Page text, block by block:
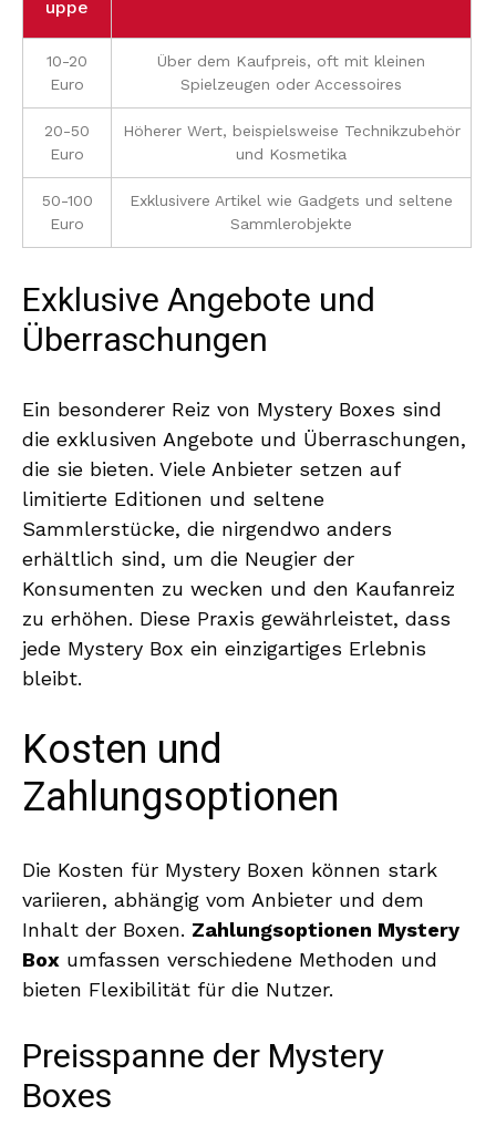
uppe
10-20
Euro
Über dem Kaufpreis, oft mit kleinen
Spielzeugen oder Accessoires
20-50
Euro
Höherer Wert, beispielsweise Technikzubehör
und Kosmetika
50-100
Euro
Exklusivere Artikel wie Gadgets und seltene
Sammlerobjekte
Exklusive Angebote und
Überraschungen
Ein besonderer Reiz von Mystery Boxes sind
die exklusiven Angebote und Überraschungen,
die sie bieten. Viele Anbieter setzen auf
limitierte Editionen und seltene
Sammlerstücke, die nirgendwo anders
erhältlich sind, um die Neugier der
Konsumenten zu wecken und den Kaufanreiz
zu erhöhen. Diese Praxis gewährleistet, dass
jede Mystery Box ein einzigartiges Erlebnis
bleibt.
Kosten und
Zahlungsoptionen
Die Kosten für Mystery Boxen können stark
variieren, abhängig vom Anbieter und dem
Inhalt der Boxen. Zahlungsoptionen Mystery
Box umfassen verschiedene Methoden und
bieten Flexibilität für die Nutzer.
Preisspanne der Mystery
Boxes